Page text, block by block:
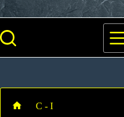
C - I